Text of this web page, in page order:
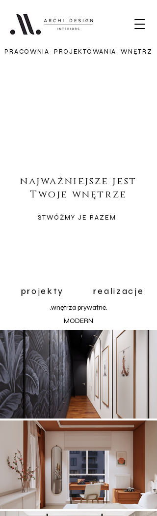
PRACOWNIA PROJEKTOWANIA WNĘTRZ
najważniejsze jest
Twoje wnętrze
STWÓŻMY JE RAZEM
projekty realizacje
.wnętrza prywatne.
MODERN